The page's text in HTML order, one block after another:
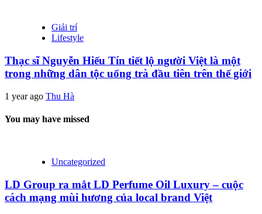
Giải trí
Lifestyle
Thạc sĩ Nguyễn Hiếu Tín tiết lộ người Việt là một
trong những dân tộc uống trà đầu tiên trên thế giới
1 year ago Thu Hà
You may have missed
Uncategorized
LD Group ra mắt LD Perfume Oil Luxury – cuộc
cách mạng mùi hương của local brand Việt